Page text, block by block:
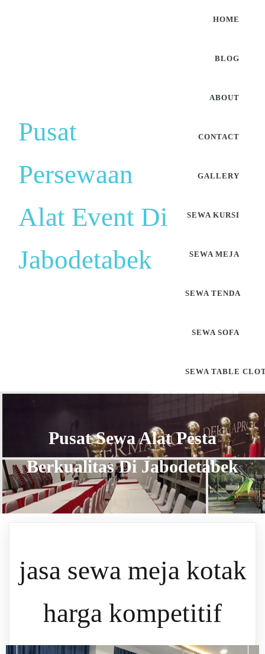
Pusat
Persewaan
Alat Event Di
Jabodetabek
HOME
BLOG
ABOUT
CONTACT
GALLERY
SEWA KURSI
SEWA MEJA
SEWA TENDA
SEWA SOFA
SEWA TABLE
Pusat Sewa Alat Pesta
Berkualitas Di Jabodetabek
jasa sewa meja kotak
harga kompetitif